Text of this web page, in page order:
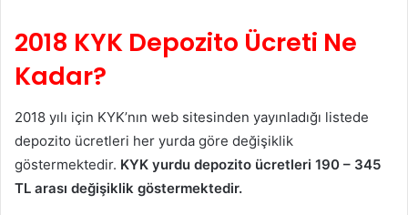
2018 KYK Depozito Ücreti Ne
Kadar?
2018 yılı için KYK’nın web sitesinden yayınladığı listede
depozito ücretleri her yurda göre değişiklik
göstermektedir. KYK yurdu depozito ücretleri 190 – 345
TL arası değişiklik göstermektedir.